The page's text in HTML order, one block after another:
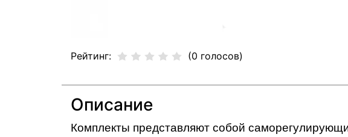
Рейтинг: (0 голосов)
Описание
Комплекты представляют собой